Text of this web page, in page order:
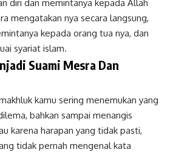
diri dan memintanya kepada Allah
mengatakan nya secara langsung,
kepada orang tua nya, dan
syariat islam.
Suami Mesra Dan
kamu sering menemukan yang
bahkan sampai menangis
karena harapan yang tidak pasti,
tidak pernah mengenal kata